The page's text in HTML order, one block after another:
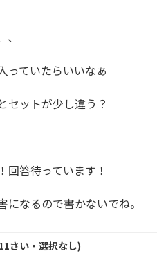
っていたらいいなぁ
ットが少し違う？
回答待っています！
なるので書かないでね。
11さい・ 選択なし)